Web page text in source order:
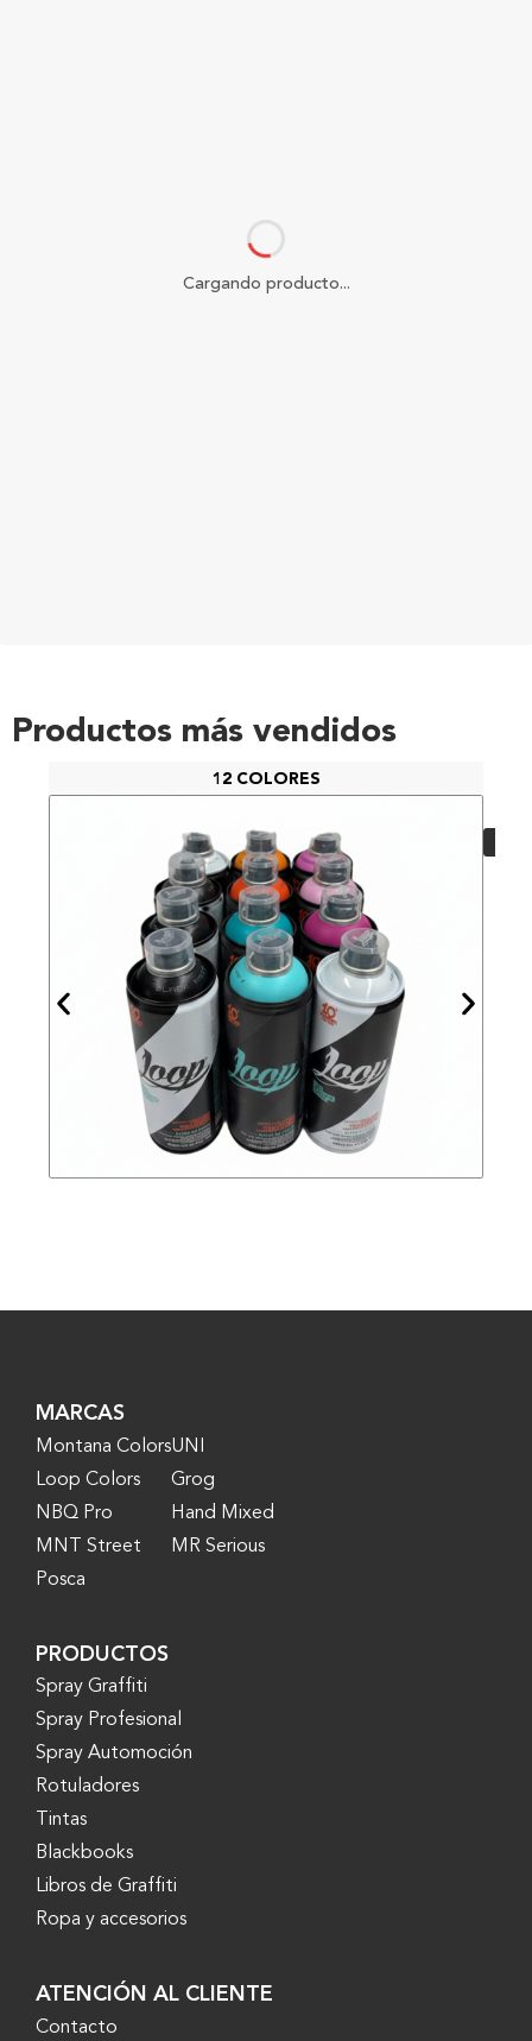
Cargando producto...
Productos más vendidos
12 COLORES
MARCAS
Montana Colors
Loop Colors
NBQ Pro
MNT Street
Posca
UNI
Grog
Hand Mixed
MR Serious
PRODUCTOS
Spray Graffiti
Spray Profesional
Spray Automoción
Rotuladores
Tintas
Blackbooks
Libros de Graffiti
Ropa y accesorios
ATENCIÓN AL CLIENTE
Contacto